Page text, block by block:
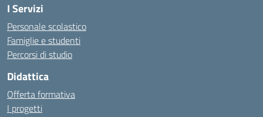
I Servizi
Personale scolastico
Famiglie e studenti
Percorsi di studio
Didattica
Offerta formativa
I progetti